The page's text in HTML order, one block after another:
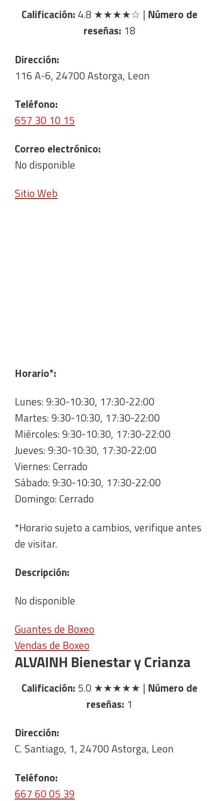
Calificación: 4.8 ★★★★☆ | Número de
reseñas: 18
Dirección:
116 A-6, 24700 Astorga, Leon
Teléfono:
657 30 10 15
Correo electrónico:
No disponible
Sitio Web
Horario*:
Lunes: 9:30-10:30, 17:30-22:00
Martes: 9:30-10:30, 17:30-22:00
Miércoles: 9:30-10:30, 17:30-22:00
Jueves: 9:30-10:30, 17:30-22:00
Viernes: Cerrado
Sábado: 9:30-10:30, 17:30-22:00
Domingo: Cerrado
*Horario sujeto a cambios, verifique antes
de visitar.
Descripción:
No disponible
Guantes de Boxeo
Vendas de Boxeo
ALVAINH Bienestar y Crianza
Calificación: 5.0 ★★★★★ | Número de
reseñas: 1
Dirección:
C. Santiago, 1, 24700 Astorga, Leon
Teléfono:
667 60 05 39